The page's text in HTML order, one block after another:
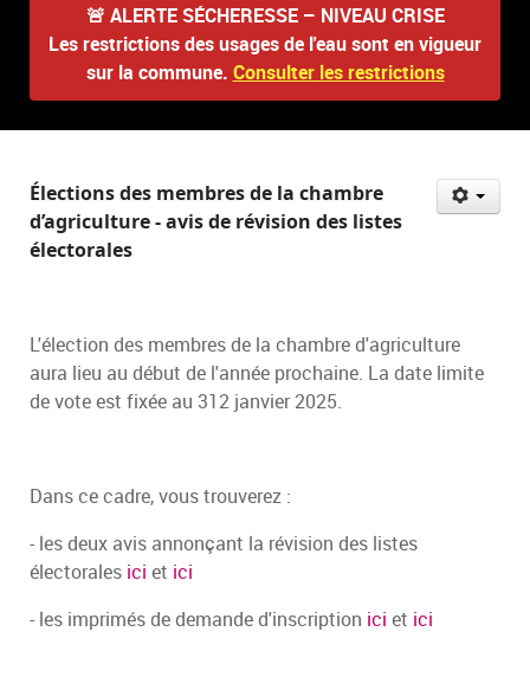
🚨 ALERTE SÉCHERESSE – NIVEAU CRISE
Les restrictions des usages de l'eau sont en vigueur
sur la commune. Consulter les restrictions
Élections des membres de la chambre
d’agriculture - avis de révision des listes
électorales
L'élection des membres de la chambre d'agriculture
aura lieu au début de l'année prochaine. La date limite
de vote est fixée au 312 janvier 2025.
Dans ce cadre, vous trouverez :
- les deux avis annonçant la révision des listes
électorales ici et ici
- les imprimés de demande d'inscription ici et ici